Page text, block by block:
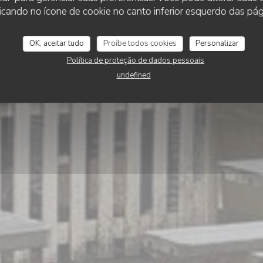
no ícone de cookie no canto inferior esquerdo das
OK, aceitar tudo Proíbe todos cookies
Personalizar
Política de proteção de dados pessoais
undefined
pancake
RESERVAR UMA MESA